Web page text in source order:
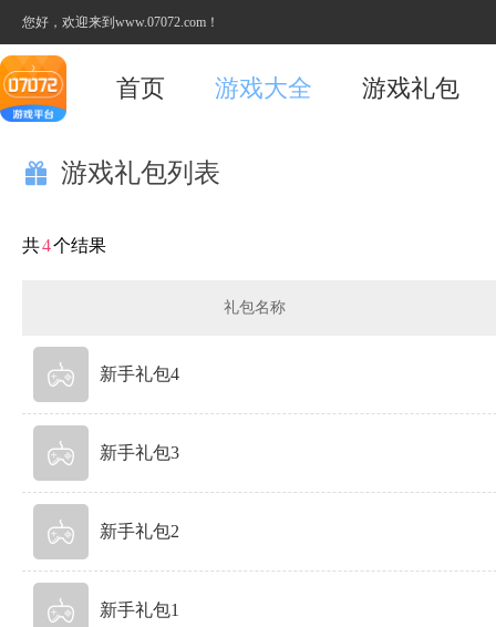
您好，欢迎来到www.07072.com！
首页 游戏大全 游戏礼包
 游戏礼包列表
共4个结果
礼包名称
新手礼包4
新手礼包3
新手礼包2
新手礼包1